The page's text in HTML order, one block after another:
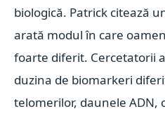
biologică. Patrick citează
arată modul în care
foarte diferit. Cercetatorii
duzina de biomarkeri
telomerilor, daunele ADN,